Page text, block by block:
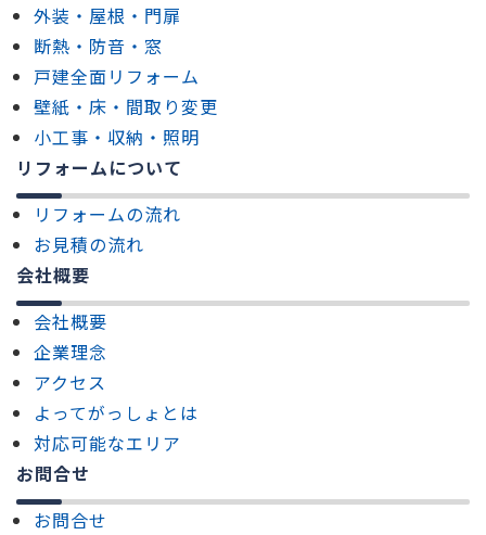
外装・屋根・門扉
断熱・防音・窓
戸建全面リフォーム
壁紙・床・間取り変更
小工事・収納・照明
リフォームについて
リフォームの流れ
お見積の流れ
会社概要
会社概要
企業理念
アクセス
よってがっしょとは
対応可能なエリア
お問合せ
お問合せ